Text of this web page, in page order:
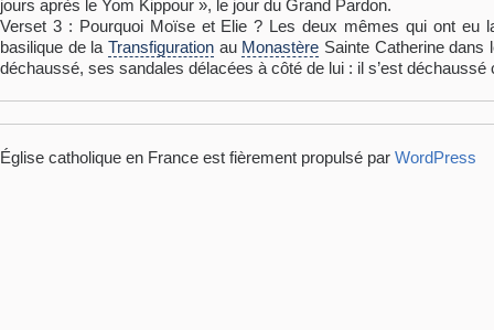
jours après le Yom Kippour », le jour du Grand Pardon.
Verset 3 : Pourquoi Moïse et Elie ? Les deux mêmes qui ont eu
basilique de la Transfigurationau Monastère Sainte Catherine
déchaussé, ses sandales délacées à côté de lui : il s’est
Église catholique en France est fièrement propulsé par WordPress